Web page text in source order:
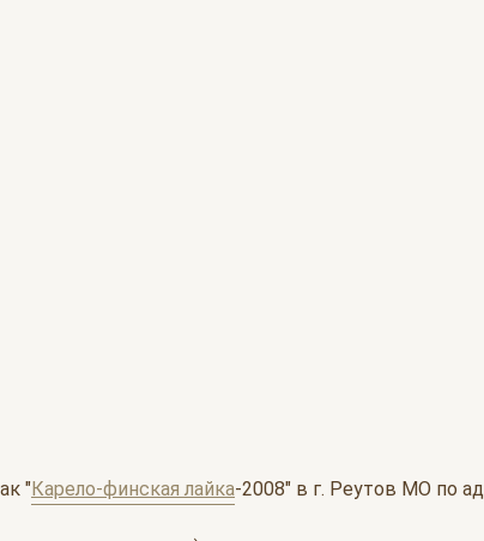
"Карело-финская лайка-2008" в г. Реутов МО по